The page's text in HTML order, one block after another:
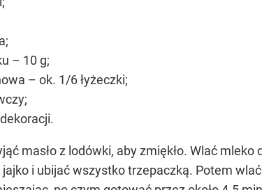
– 10 g;
– ok. 1/6 łyżeczki;
masło z lodówki, aby zmiękło. Wlać
i ubijać wszystko trzepaczką. Potem